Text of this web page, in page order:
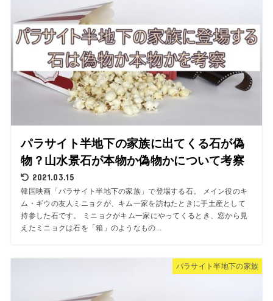
パラサイト半地下の家族に出てくる石が偽
物？山水景石が本物か偽物かについて考察
2021.03.15
韓国映画「パラサイト半地下の家族」で登場する石。 メイン役のキ
ム・ギウの友人ミニョクが、キム一家を訪ねたときに手土産として
持参した石です。 ミニョクがキム一家にやってくるとき、窓から見
えたミニョクは石を「箱」のようなもの...
パラサイト半地下の家族